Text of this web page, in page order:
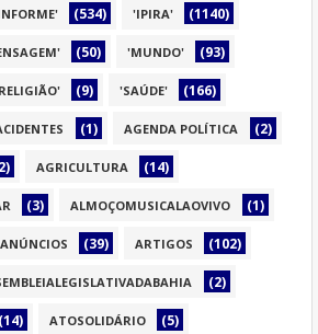
(534) 'IPIRA' (1140)
(50) 'MUNDO' (93)
(9) 'SAÚDE' (166)
(1) AGENDA POLÍTICA (2)
AGRICULTURA (14)
(3) ALMOÇOMUSICALAOVIVO (1)
ANÚNCIOS (39) ARTIGOS (102)
(2)
(14) ATOSOLIDÁRIO (5)